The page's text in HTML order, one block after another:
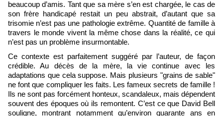
beaucoup d’amis. Tant que sa mère s’en est chargée, le cas de
son frère handicapé restait un peu abstrait, d’autant que sa
trisomie n’est pas une pathologie extrême. Quantité de famille à
travers le monde vivent la même chose dans la réalité, ce qui
n’est pas un problème insurmontable.
Ce contexte est parfaitement suggéré par l’auteur, de façon
crédible. Au décès de la mère, la vie continue avec les
adaptations que cela suppose. Mais plusieurs "grains de sable"
ne font que compliquer les faits. Les fameux secrets de famille !
Ils ne sont pas forcément honteux, scandaleux, mais dépendent
souvent des époques où ils remontent. C’est ce que David Bell
souligne, montrant notamment qu’environ quarante ans en